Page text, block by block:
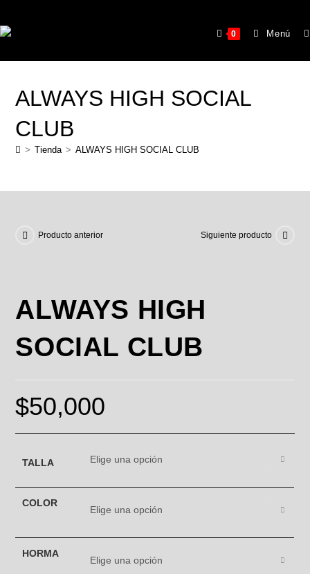
0 Menú
ALWAYS HIGH SOCIAL
CLUB
> Tienda > ALWAYS HIGH SOCIAL CLUB
Producto anterior Siguiente producto
ALWAYS HIGH
SOCIAL CLUB
$50,000
TALLA Elige una opción
COLOR
Elige una opción
HORMA
Elige una opción